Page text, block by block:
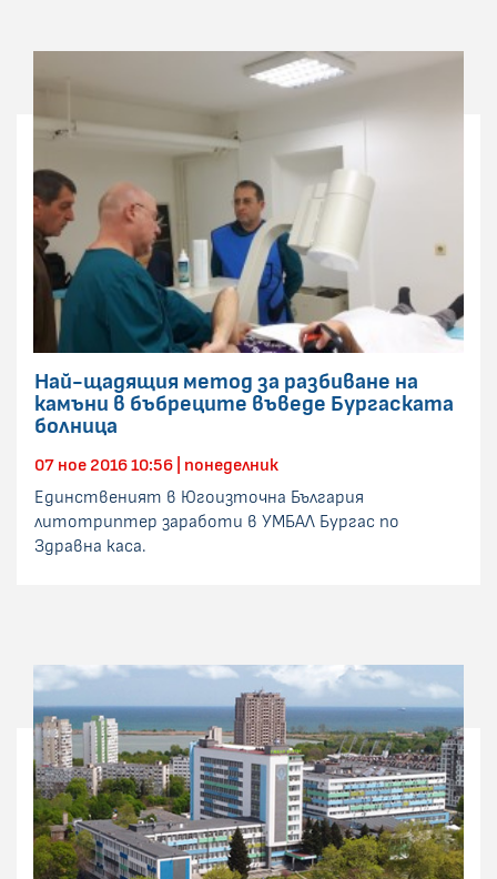
Най-щадящия метод за разбиване на
камъни в бъбреците въведе Бургаската
болница
07 ное 2016 10:56 | понеделник
Единственият в Югоизточна България
литотриптер заработи в УМБАЛ Бургас по
Здравна каса.